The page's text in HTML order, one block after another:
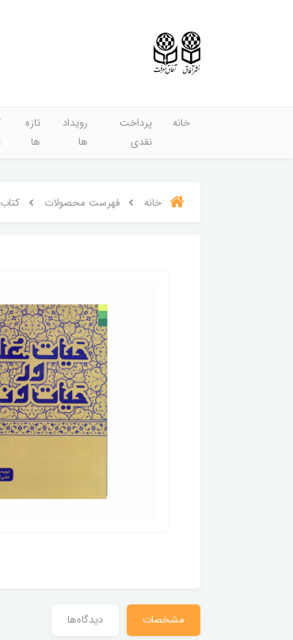
خانه
پرداخت
نقدی
رویداد
ها
تازه
ها
خانه فهرست محصولات
مشخصات دیدگاه‌ها